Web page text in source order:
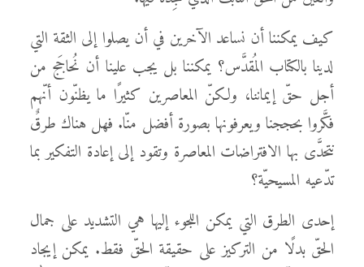
كيف يمكننا أن نساعد الآخرين في أن يصلوا إلى الثقة التي
لدينا بالكتاب المُقدَّس؟ يمكننا بل يجب علينا أن نُحاجَج من
أجل حقّ إيماننا، ولكنّ المعاصرين كثيرًا ما يظنّون أنّهم
فكَّروا بحججنا ويعرفونها بصورة أفضل منّا. فهل هناك طرقٌ
نتحدَّى بها الافتراضات المعاصرة وتقود إلى إعادة التفكير بما
تدّعيه المسيحيّة؟
إحدى الطرق التي يمكن اللجوء إليها هي التشديد على جمال
الحقّ بدلًا من التركيز على حقيقة الحقّ فقط. يمكن إيجاد